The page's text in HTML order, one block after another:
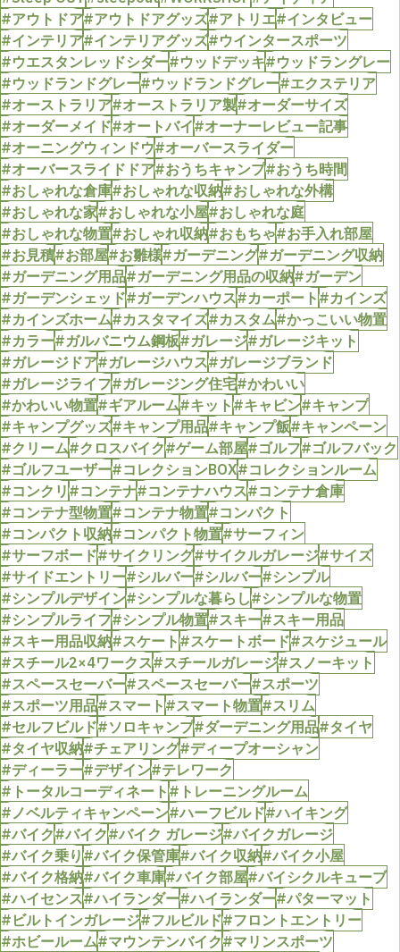
#アウトドア#アウトドアグッズ#アトリエ#インタビュー
#インテリア#インテリアグッズ#ウインタースポーツ
#ウエスタンレッドシダー#ウッドデッキ#ウッドラングレー
#ウッドランドグレー#ウッドランドグレー#エクステリア
#オーストラリア#オーストラリア製#オーダーサイズ
#オーダーメイド#オートバイ#オーナーレビュー記事
#オーニングウィンドウ#オーバースライダー
#オーバースライドドア#おうちキャンプ#おうち時間
#おしゃれな倉庫#おしゃれな収納#おしゃれな外構
#おしゃれな家#おしゃれな小屋#おしゃれな庭
#おしゃれな物置#おしゃれ収納#おもちゃ#お手入れ部屋
#お見積#お部屋#お雛様#ガーデニング#ガーデニング収納
#ガーデニング用品#ガーデニング用品の収納#ガーデン
#ガーデンシェッド#ガーデンハウス#カーポート#カインズ
#カインズホーム#カスタマイズ#カスタム#かっこいい物置
#カラー#ガルバニウム鋼板#ガレージ#ガレージキット
#ガレージドア#ガレージハウス#ガレージブランド
#ガレージライフ#ガレージング住宅#かわいい
#かわいい物置#ギアルーム#キット#キャビン#キャンプ
#キャンプグッズ#キャンプ用品#キャンプ飯#キャンペーン
#クリーム#クロスバイク#ゲーム部屋#ゴルフ#ゴルフバック
#ゴルフユーザー#コレクションBOX#コレクションルーム
#コンクリ#コンテナ#コンテナハウス#コンテナ倉庫
#コンテナ型物置#コンテナ物置#コンパクト
#コンパクト収納#コンパクト物置#サーフィン
#サーフボード#サイクリング#サイクルガレージ#サイズ
#サイドエントリー#シルバー#シルバー#シンプル
#シンプルデザイン#シンプルな暮らし#シンプルな物置
#シンプルライフ#シンプル物置#スキー#スキー用品
#スキー用品収納#スケート#スケートボード#スケジュール
#スチール2×4ワークス#スチールガレージ#スノーキット
#スペースセーバー#スペースセーバー#スポーツ
#スポーツ用品#スマート#スマート物置#スリム
#セルフビルド#ソロキャンプ#ダーデニング用品#タイヤ
#タイヤ収納#チェアリング#ディープオーシャン
#ディーラー#デザイン#テレワーク
#トータルコーディネート#トレーニングルーム
#ノベルティキャンペーン#ハーフビルド#ハイキング
#バイク#バイク#バイク ガレージ#バイクガレージ
#バイク乗り#バイク保管庫#バイク収納#バイク小屋
#バイク格納#バイク車庫#バイク部屋#バイシクルキューブ
#ハイセンス#ハイランダー#ハイランダー#パターマット
#ビルトインガレージ#フルビルド#フロントエントリー
#ホビールーム#マウンテンバイク#マリンスポーツ